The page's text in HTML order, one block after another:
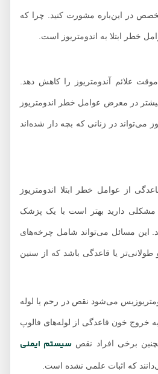
این‌باره مشورت کنید. چرا که
ابتلا به اندومتریوز است.
علائم آندومتریوز را کاهش دهد.
در معرض عوامل خطر اندومتریوز
در زنانی که بچه دار شده‌اند
عوامل خطر ابتلا اندومتریوز
دارید بهتر است با یک پزشک
مسائل می‌تواند شامل چرخه‌های
یا قاعدگی باشد که از سنین
می‌شود نقص در رحم یا لوله
خون قاعدگی از لوله‌های فالوپ
برخی افراد نقصسیستم ایمنی
که اثبات علمی نشده است.